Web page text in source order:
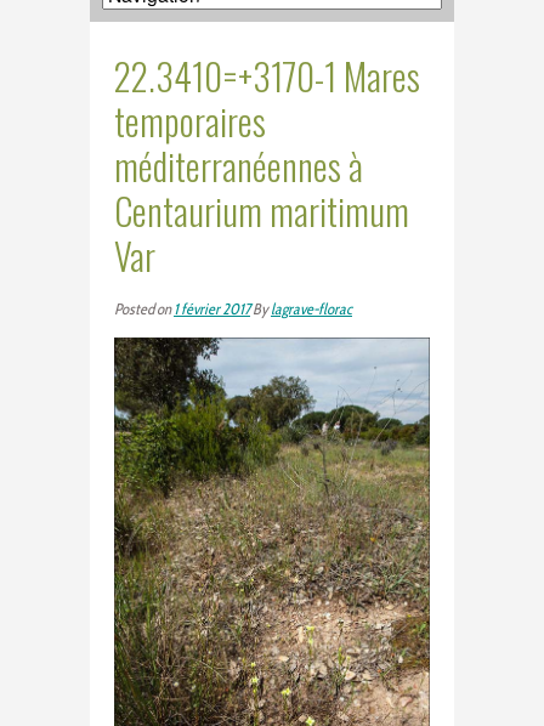
22.3410=+3170-1 Mares
temporaires
méditerranéennes à
Centaurium maritimum
Var
Posted on1 février 2017Bylagrave-florac